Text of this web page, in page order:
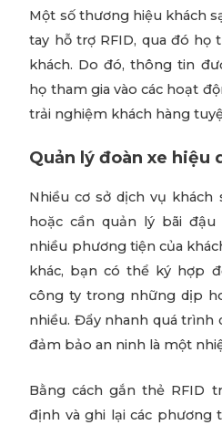
Một số thương hiệu khách
tay hỗ trợ RFID, qua đó họ
khách. Do đó, thông tin
họ tham gia vào các hoạt
trải nghiệm khách hàng
Quản lý đoàn xe hiệu
Nhiều cơ sở dịch vụ khách
hoặc cần quản lý bãi
nhiều phương tiện của
khác, bạn có thể ký hợp
công ty trong những dịp
nhiều. Đẩy nhanh quá trình
đảm bảo an ninh là một
Bằng cách gắn thẻ RFID
định và ghi lại các phương